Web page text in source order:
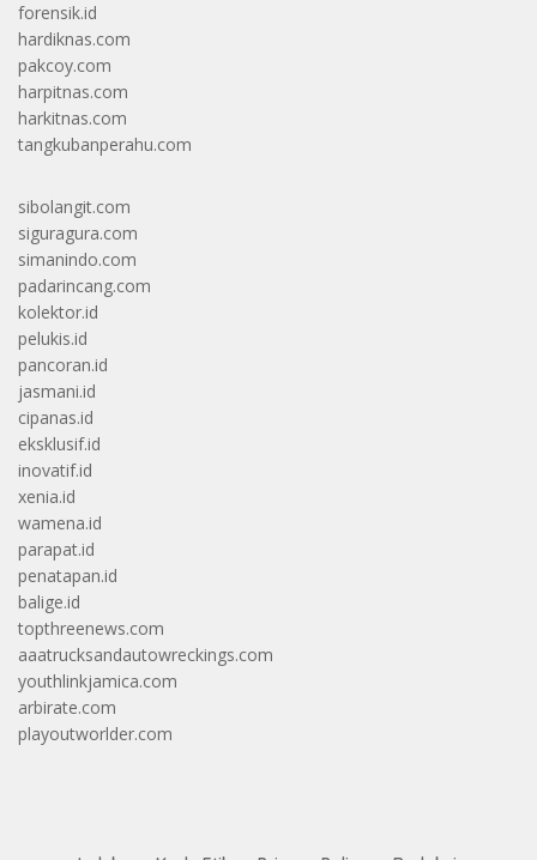
forensik.id
hardiknas.com
pakcoy.com
harpitnas.com
harkitnas.com
tangkubanperahu.com
sibolangit.com
siguragura.com
simanindo.com
padarincang.com
kolektor.id
pelukis.id
pancoran.id
jasmani.id
cipanas.id
eksklusif.id
inovatif.id
xenia.id
wamena.id
parapat.id
penatapan.id
balige.id
topthreenews.com
aaatrucksandautowreckings.com
youthlinkjamica.com
arbirate.com
playoutworlder.com